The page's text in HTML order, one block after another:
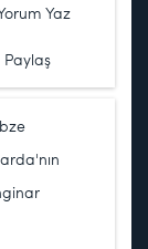
Yaz
Paylaş
arda'nın